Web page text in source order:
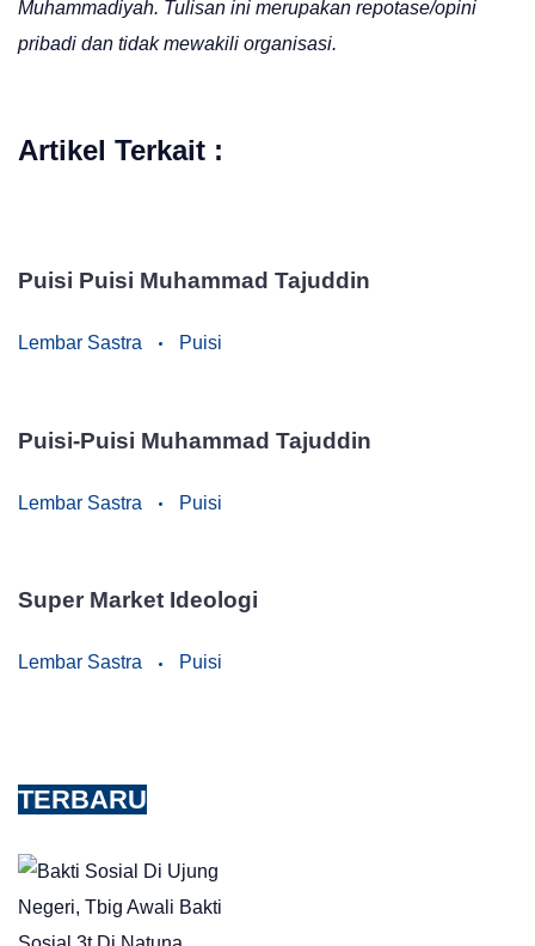
Muhammadiyah. Tulisan ini merupakan repotase/opini
pribadi dan tidak mewakili organisasi.
Artikel Terkait :
Puisi Puisi Muhammad Tajuddin
Lembar Sastra Puisi
Puisi-Puisi Muhammad Tajuddin
Lembar Sastra Puisi
Super Market Ideologi
Lembar Sastra Puisi
TERBARU